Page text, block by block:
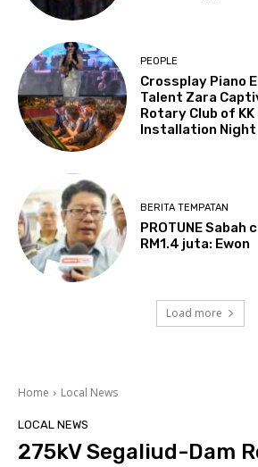
PEOPLE
Crossplay Piano
Talent Zara
Rotary Club of KK
Installation Night
BERITA TEMPATAN
PROTUNE
RM1.4 juta: Ewon
Load more